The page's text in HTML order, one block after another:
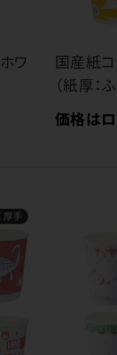
ワ
国産紙
（紙厚：
価格は